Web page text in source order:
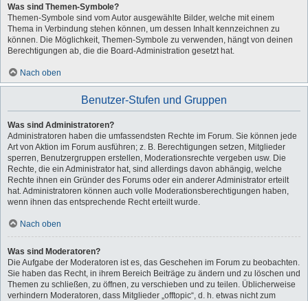
Was sind Themen-Symbole?
Themen-Symbole sind vom Autor ausgewählte Bilder, welche mit einem
Thema in Verbindung stehen können, um dessen Inhalt kennzeichnen zu
können. Die Möglichkeit, Themen-Symbole zu verwenden, hängt von deinen
Berechtigungen ab, die die Board-Administration gesetzt hat.
Nach oben
Benutzer-Stufen und Gruppen
Was sind Administratoren?
Administratoren haben die umfassendsten Rechte im Forum. Sie können jede
Art von Aktion im Forum ausführen; z. B. Berechtigungen setzen, Mitglieder
sperren, Benutzergruppen erstellen, Moderationsrechte vergeben usw. Die
Rechte, die ein Administrator hat, sind allerdings davon abhängig, welche
Rechte ihnen ein Gründer des Forums oder ein anderer Administrator erteilt
hat. Administratoren können auch volle Moderationsberechtigungen haben,
wenn ihnen das entsprechende Recht erteilt wurde.
Nach oben
Was sind Moderatoren?
Die Aufgabe der Moderatoren ist es, das Geschehen im Forum zu beobachten.
Sie haben das Recht, in ihrem Bereich Beiträge zu ändern und zu löschen und
Themen zu schließen, zu öffnen, zu verschieben und zu teilen. Üblicherweise
verhindern Moderatoren, dass Mitglieder „offtopic“, d. h. etwas nicht zum